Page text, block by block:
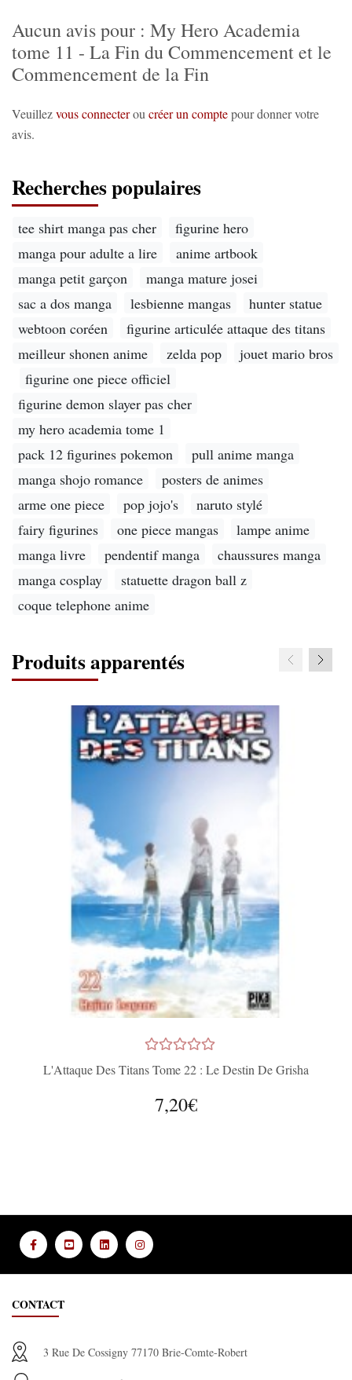
Aucun avis pour : My Hero Academia
tome 11 - La Fin du Commencement et le
Commencement de la Fin
Veuillezvous connecterou créer un comptepour donner votre
avis.
Recherches populaires
tee shirt manga pas cher
figurine hero
manga pour adulte a lire
anime artbook
manga petit garçon
manga mature josei
sac a dos manga
lesbienne mangas
hunter statue
webtoon coréen
figurine articulée attaque des titans
meilleur shonen anime
zelda pop
jouet mario bros
figurine one piece officiel
figurine demon slayer pas cher
my hero academia tome 1
pack 12 figurines pokemon
pull anime manga
manga shojo romance
posters de animes
arme one piece
pop jojo's
naruto stylé
fairy figurines
one piece mangas
lampe anime
manga livre
pendentif manga
chaussures manga
manga cosplay
statuette dragon ball z
coque telephone anime
Produits apparentés
L'Attaque Des Titans Tome 22 : Le Destin De Grisha
7,20€
CONTACT
3 Rue De Cossigny 77170 Brie-Comte-Robert